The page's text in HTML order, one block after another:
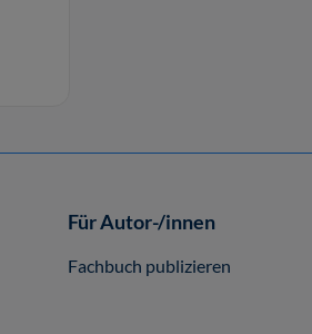
Für Autor-/innen
Fachbuch publizieren